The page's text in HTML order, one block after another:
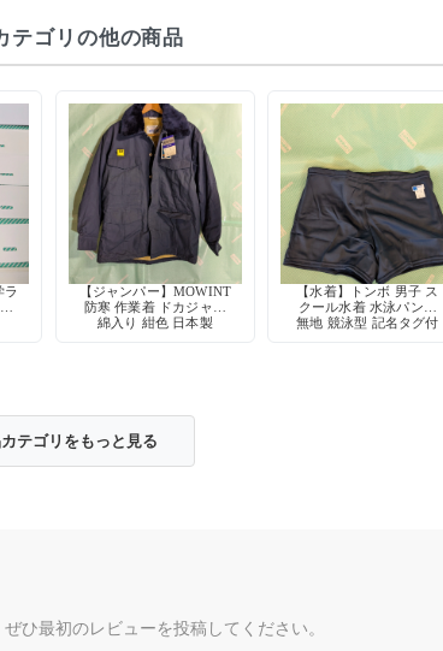
テゴリの他の商品
ラ
【ジャンパー】MOWINT
防寒 作業着 ドカジャン
綿入り 紺色 日本製
【水着】トンボ 男子 ス
クール水着 水泳パンツ
無地 競泳型 記名タグ付
テゴリをもっと見る
ひ最初のレビューを投稿してください。